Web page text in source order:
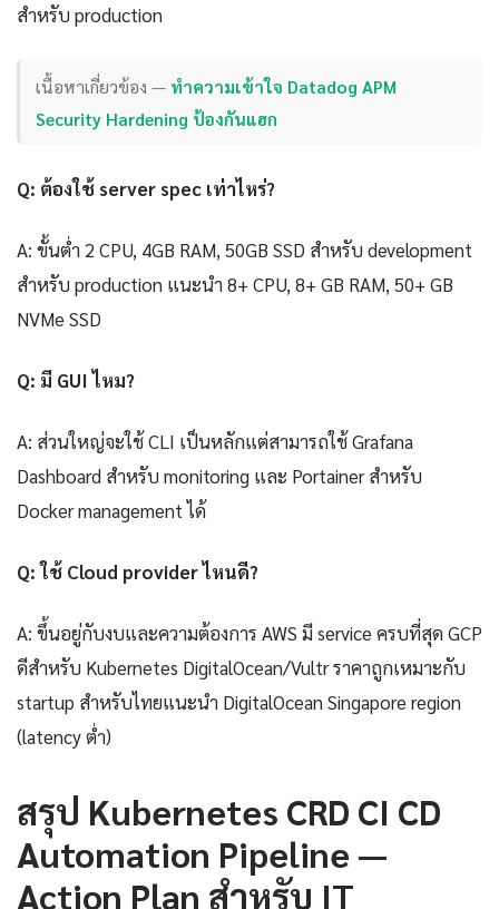
สำหรับ production
เนื้อหาเกี่ยวข้อง — ทำความเข้าใจ Datadog APM
Security Hardening ป้องกันแฮก
Q: ต้องใช้ server spec เท่าไหร่?
A: ขั้นต่ำ 2 CPU, 4GB RAM, 50GB SSD สำหรับ development
สำหรับ production แนะนำ 8+ CPU, 8+ GB RAM, 50+ GB
NVMe SSD
Q: มี GUI ไหม?
A: ส่วนใหญ่จะใช้ CLI เป็นหลักแต่สามารถใช้ Grafana
Dashboard สำหรับ monitoring และ Portainer สำหรับ
Docker management ได้
Q: ใช้ Cloud provider ไหนดี?
A: ขึ้นอยู่กับงบและความต้องการ AWS มี service ครบที่สุด GCP
ดีสำหรับ Kubernetes DigitalOcean/Vultr ราคาถูกเหมาะกับ
startup สำหรับไทยแนะนำ DigitalOcean Singapore region
(latency ต่ำ)
สรุป Kubernetes CRD CI CD
Automation Pipeline —
Action Plan สำหรับ IT